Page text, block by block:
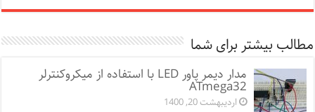
مطالب بیشتر برای شما
مدار دیمر پاور LED با استفاده از میکروکنترلر
ATmega32
اردیبهشت 20, 1400